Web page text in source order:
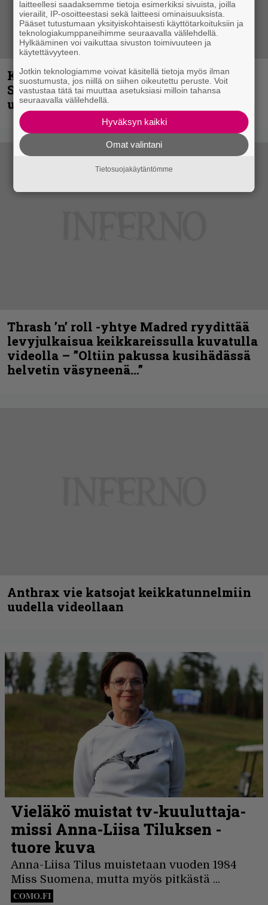
Kunnianosoitus hyiselle Pohjolalle –
Shining hyppäsi keskelle kinoksia
uudella videollaan
Thrash ’n’ roll -yhtye Madred ryydittää
levyjulkaisua keikkareissulla kuvatulla
videolla – ”Oltiin pakussa kusihädässä
helvetin väsyneenä…”
Anthrax vie katsojat keikkatunnelmiin
uudella videollaan
laitteellesi saadaksemme tietoja esimerkiksi sivuista, joilla
vierailit, IP-osoitteestasi sekä laitteesi ominaisuuksista.
Pääset tutustumaan yksityiskohtaisesti käyttötarkoituksiin ja
teknologiakumppaneihimme seuraavalla välilehdellä.
Hylkääminen voi vaikuttaa sivuston toimivuuteen ja
käytettävyyteen.
Jotkin teknologiamme voivat käsitellä tietoja myös ilman
suostumusta, jos niillä on siihen oikeutettu peruste. Voit
vastustaa tätä tai muuttaa asetuksiasi milloin tahansa
seuraavalla välilehdellä.
Hyväksyn kaikki
Omat valintani
Tietosuojakäytäntömme